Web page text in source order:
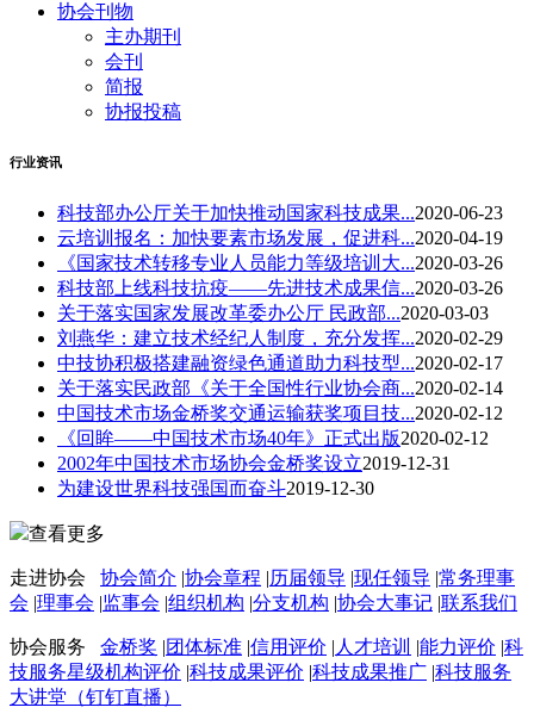
协会刊物
主办期刊
会刊
简报
协报投稿
行业资讯
科技部办公厅关于加快推动国家科技成果...2020-06-23
云培训报名：加快要素市场发展，促进科...2020-04-19
《国家技术转移专业人员能力等级培训大...2020-03-26
科技部上线科技抗疫——先进技术成果信...2020-03-26
关于落实国家发展改革委办公厅 民政部...2020-03-03
刘燕华：建立技术经纪人制度，充分发挥...2020-02-29
中技协积极搭建融资绿色通道助力科技型...2020-02-17
关于落实民政部《关于全国性行业协会商...2020-02-14
中国技术市场金桥奖交通运输获奖项目技...2020-02-12
《回眸——中国技术市场40年》正式出版2020-02-12
2002年中国技术市场协会金桥奖设立2019-12-31
为建设世界科技强国而奋斗2019-12-30
查看更多
走进协会 协会简介 |协会章程 |历届领导 |现任领导 |常务理事
会 |理事会 |监事会 |组织机构 |分支机构 |协会大事记 |联系我们
协会服务 金桥奖 |团体标准 |信用评价 | 人才培训 |能力评价 |科
技服务星级机构评价 |科技成果评价 |科技成果推广 |科技服务
大讲堂（钉钉直播）